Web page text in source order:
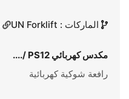
الماركات : UN Forklift
مكدس كهربائي PS12 /....
رافعة شوكية كهربائية